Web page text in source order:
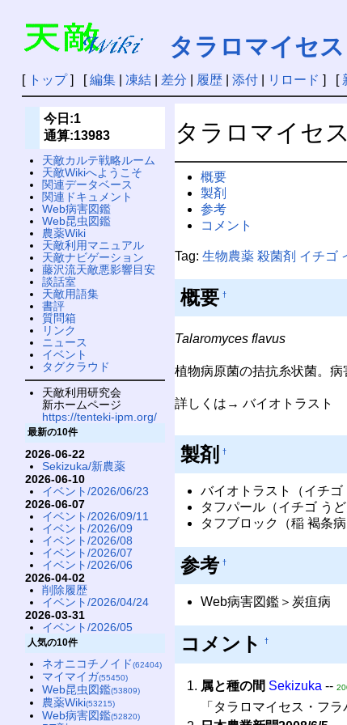
タラロマイセ
[ トップ] [編集| 凍結| 差分 履歴| 添付| リロード ] [
タラロマイセ
概要
製剤
参考
コメント
Tag: 生物農薬 殺菌剤 イチゴ
概要 †
Talaromyces flavus
植物病原菌の拮抗糸状菌。病
詳しくは→ バイオトラスト
製剤 †
バイオトラスト（イチゴ
タフパール（イチゴ うど
タフブロック（稲 褐条病
参考 †
Web病害図鑑＞炭疽病
コメント †
属と種の間 Sekizuka --
「タラロマイセス・フ
今日:1
通算:13983
天敵カルテ戦略ルーム
天敵Wikiへようこそ
関連データベース
関連ドキュメント
Web病害図鑑
Web昆虫図鑑
農薬Wiki
天敵利用マニュアル
天敵ナビゲーション
藤沢流天敵悪影響目安
談話室
天敵用語集
書評
質問箱
リンク
ニュース
イベント
タグクラウド
天敵利用研究会
新ホームページ
https://tenteki-ipm.org/
最新の10件
2026-06-22
Sekizuka/新農薬
2026-06-10
イベント/2026/06/23
2026-06-07
イベント/2026/09/11
イベント/2026/09
イベント/2026/08
イベント/2026/07
イベント/2026/06
2026-04-02
削除履歴
イベント/2026/04/24
2026-03-31
イベント/2026/05
人気の10件
ネオニコチノイド(62404)
マイマイガ(55450)
Web昆虫図鑑(53809)
農薬Wiki(53215)
Web病害図鑑(52820)